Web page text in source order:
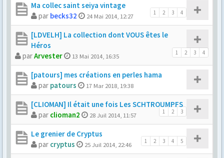
Ma collec saint seiya vintage
1 2 3 4
par becks32 24 Mai 2014, 12:27
[LDVELH] La collection dont VOUS êtes le
Héros
1 2 3 4
parArvester 13 Mai 2014, 16:35
[patours] mes créations en perles hama
par patours 17 Mar 2018, 19:38
[CLIOMAN] Il était une fois Les SCHTROUMPFS
1 2 3
par clioman2 28 Juil 2014, 11:57
Le grenier de Cryptus
1 2 3 4 5
par cryptus 25 Juil 2014, 22:46